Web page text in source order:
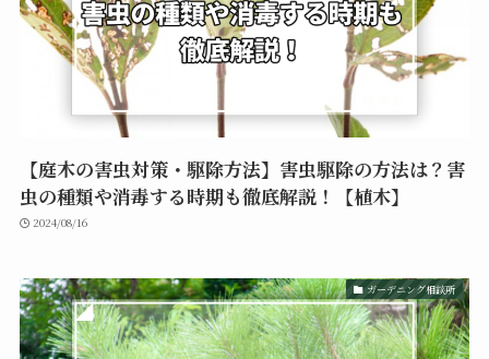
【庭木の害虫対策・駆除方法】害虫駆除の方法は？害
虫の種類や消毒する時期も徹底解説！【植木】
2024/08/16
ガーデニング相談所